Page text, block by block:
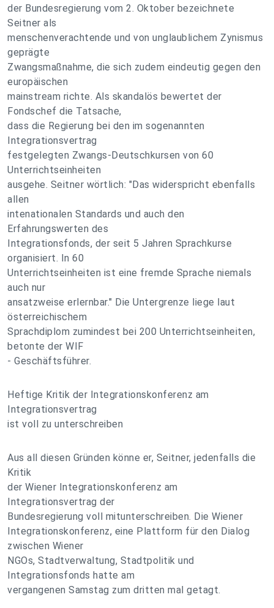
der Bundesregierung vom 2. Oktober bezeichnete
Seitner als
menschenverachtende und von unglaublichem Zynismus
geprägte
Zwangsmaßnahme, die sich zudem eindeutig gegen den
europäischen
mainstream richte. Als skandalös bewertet der
Fondschef die Tatsache,
dass die Regierung bei den im sogenannten
Integrationsvertrag
festgelegten Zwangs-Deutschkursen von 60
Unterrichtseinheiten
ausgehe. Seitner wörtlich: "Das widerspricht ebenfalls
allen
intenationalen Standards und auch den
Erfahrungswerten des
Integrationsfonds, der seit 5 Jahren Sprachkurse
organisiert. In 60
Unterrichtseinheiten ist eine fremde Sprache niemals
auch nur
ansatzweise erlernbar." Die Untergrenze liege laut
österreichischem
Sprachdiplom zumindest bei 200 Unterrichtseinheiten,
betonte der WIF
- Geschäftsführer.
Heftige Kritik der Integrationskonferenz am
Integrationsvertrag
ist voll zu unterschreiben
Aus all diesen Gründen könne er, Seitner, jedenfalls die
Kritik
der Wiener Integrationskonferenz am
Integrationsvertrag der
Bundesregierung voll mitunterschreiben. Die Wiener
Integrationskonferenz, eine Plattform für den Dialog
zwischen Wiener
NGOs, Stadtverwaltung, Stadtpolitik und
Integrationsfonds hatte am
vergangenen Samstag zum dritten mal getagt.